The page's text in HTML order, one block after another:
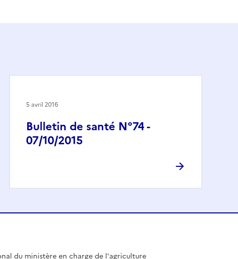
Bulletin de santé N°74 -
07/10/2015
5 avril 2016
du ministère en charge de l'agriculture